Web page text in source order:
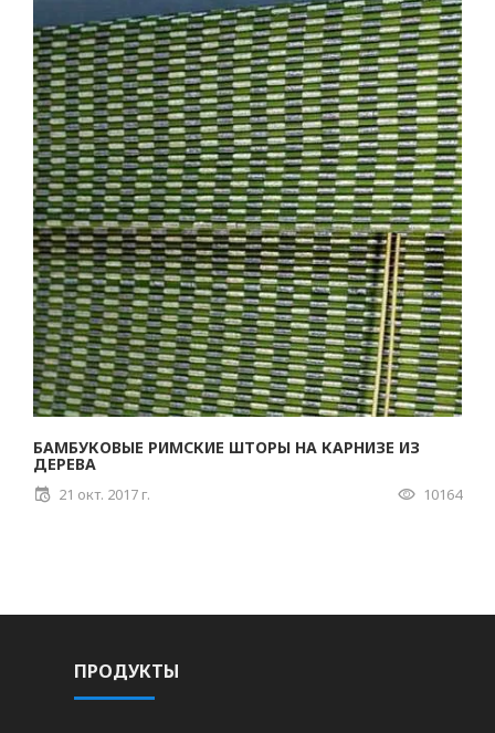
БАМБУКОВЫЕ РИМСКИЕ ШТОРЫ НА КАРНИЗЕ ИЗ
ДЕРЕВА
21 окт. 2017 г. 10164
ПРОДУКТЫ